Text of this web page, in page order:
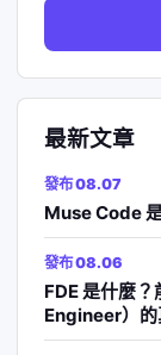
最新文章
發布 08.07
Muse Code
發布 08.06
FDE 是什麼
Engineer）的